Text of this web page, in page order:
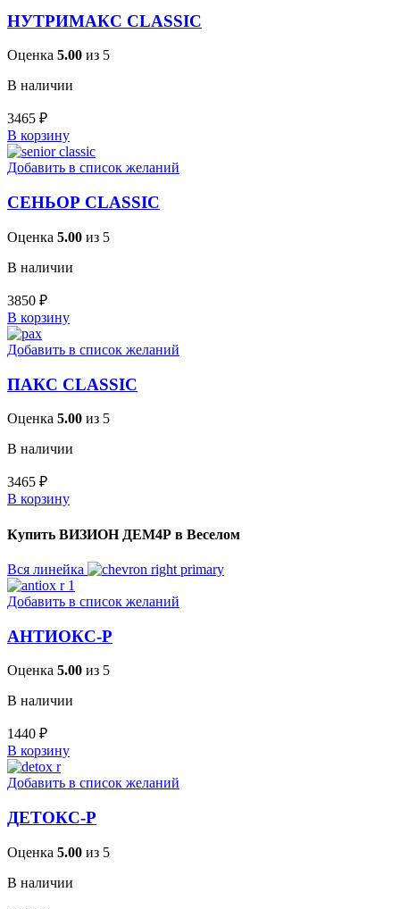
НУТРИМАКС CLASSIC
Оценка 5.00 из 5
В наличии
3465 ₽
В корзину
Добавить в список желаний
СЕНЬОР CLASSIC
Оценка 5.00 из 5
В наличии
3850 ₽
В корзину
Добавить в список желаний
ПАКС CLASSIC
Оценка 5.00 из 5
В наличии
3465 ₽
В корзину
Купить ВИЗИОН ДЕМ4Р в Веселом
Вся линейка
Добавить в список желаний
АНТИОКС-Р
Оценка 5.00 из 5
В наличии
1440 ₽
В корзину
Добавить в список желаний
ДЕТОКС-Р
Оценка 5.00 из 5
В наличии